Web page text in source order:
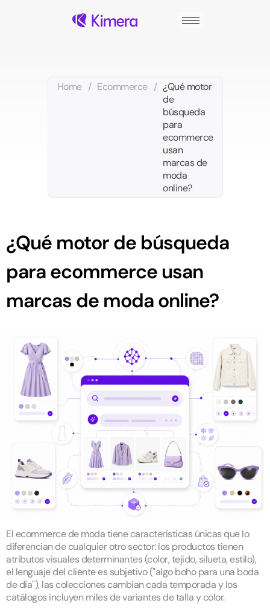
Home / Ecommerce / ¿Qué motor
de
búsqueda
para
ecommerce
usan
marcas de
moda
online?
¿Qué motor de búsqueda
para ecommerce usan
marcas de moda online?
El ecommerce de moda tiene características únicas que lo
diferencian de cualquier otro sector: los productos tienen
atributos visuales determinantes (color, tejido, silueta, estilo),
el lenguaje del cliente es subjetivo ("algo boho para una boda
de día"), las colecciones cambian cada temporada y los
catálogos incluyen miles de variantes de talla y color.